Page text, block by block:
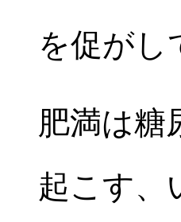
を促がし
肥満は糖
起こす、